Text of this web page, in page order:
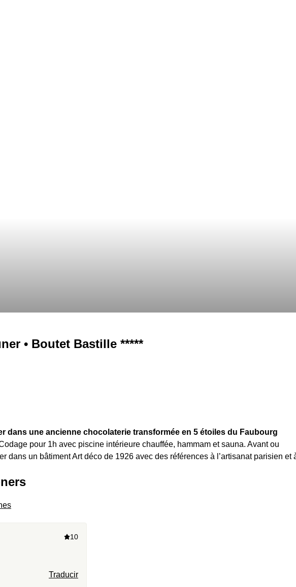
• Boutet Bastille *****
dans une ancienne chocolaterie transformée en 5 étoiles du Faubourg
pour 1h avec piscine intérieure chauffée, hammam et sauna. Avant ou
dans un bâtiment Art déco de 1926 avec des références à l’artisanat parisien et
10
Traducir